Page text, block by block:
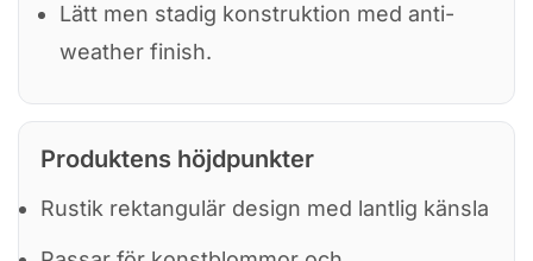
Lätt men stadig konstruktion med anti-
weather finish.
Produktens höjdpunkter
Rustik rektangulär design med lantlig känsla